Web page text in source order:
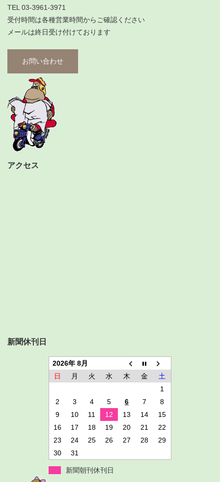
TEL 03-3961-3971
受付時間は各種営業時間からご確認ください
メールは終日受け付けております
お問い合わせ
アクセス
新聞休刊日
2026年 8月
日
月 火 水 木 金
土
1
2
3 4 5 6 7
8
9
10 11 12 13 14
15
16
17 18 19 20 21
22
23
24 25 26 27 28
29
30
31
新聞朝刊休刊日